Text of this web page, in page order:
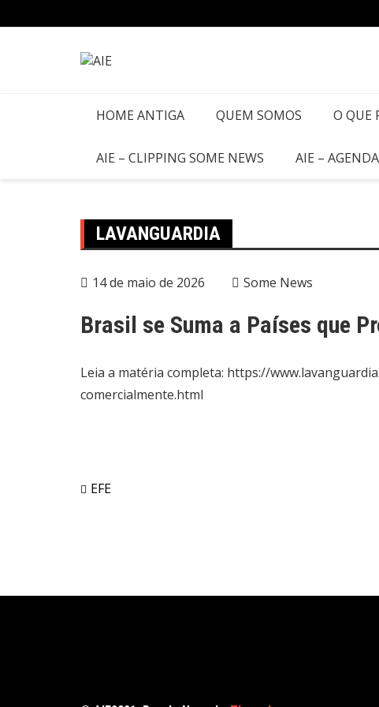
HOME ANTIGA QUEM SOMOS O QUE
AIE – CLIPPING SOME NEWS AIE –
LAVANGUARDIA
14 de maio de 2026 Some News
Brasil se Suma a Países que
Leia a matéria completa: https://
comercialmente.html
EFE